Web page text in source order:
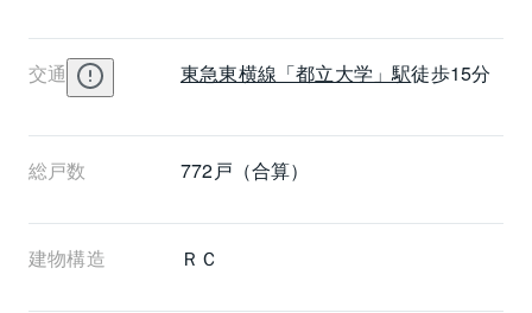
交通 東急東横線 「都立大学」駅徒歩15分
総戸数 772戸 （合算）
建物構造 ＲＣ